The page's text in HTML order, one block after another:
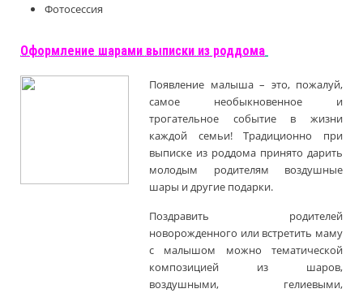
Фотосессия
Оформление шарами выписки из роддома
Появление малыша – это, пожалуй,
самое необыкновенное и
трогательное событие в жизни
каждой семьи! Традиционно при
выписке из роддома принято дарить
молодым родителям воздушные
шары и другие подарки.
Поздравить родителей
новорожденного или встретить маму
с малышом можно тематической
композицией из шаров,
воздушными, гелиевыми,